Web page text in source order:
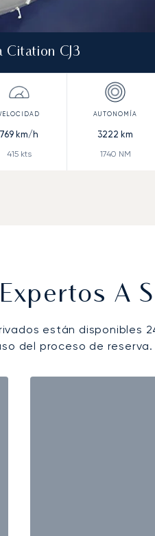
Citation CJ3
769 km/h
415kts
3222 km
1740 NM
A
están disponibles
del proceso de reserva.